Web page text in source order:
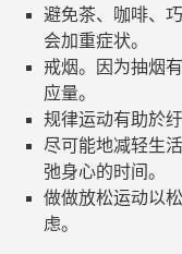
避免茶、咖啡、
会加重症状。
戒烟。因为抽烟
应量。
规律运动有助於纡
尽可能地减轻生
弛身心的时间。
做做放松运动以
虑。